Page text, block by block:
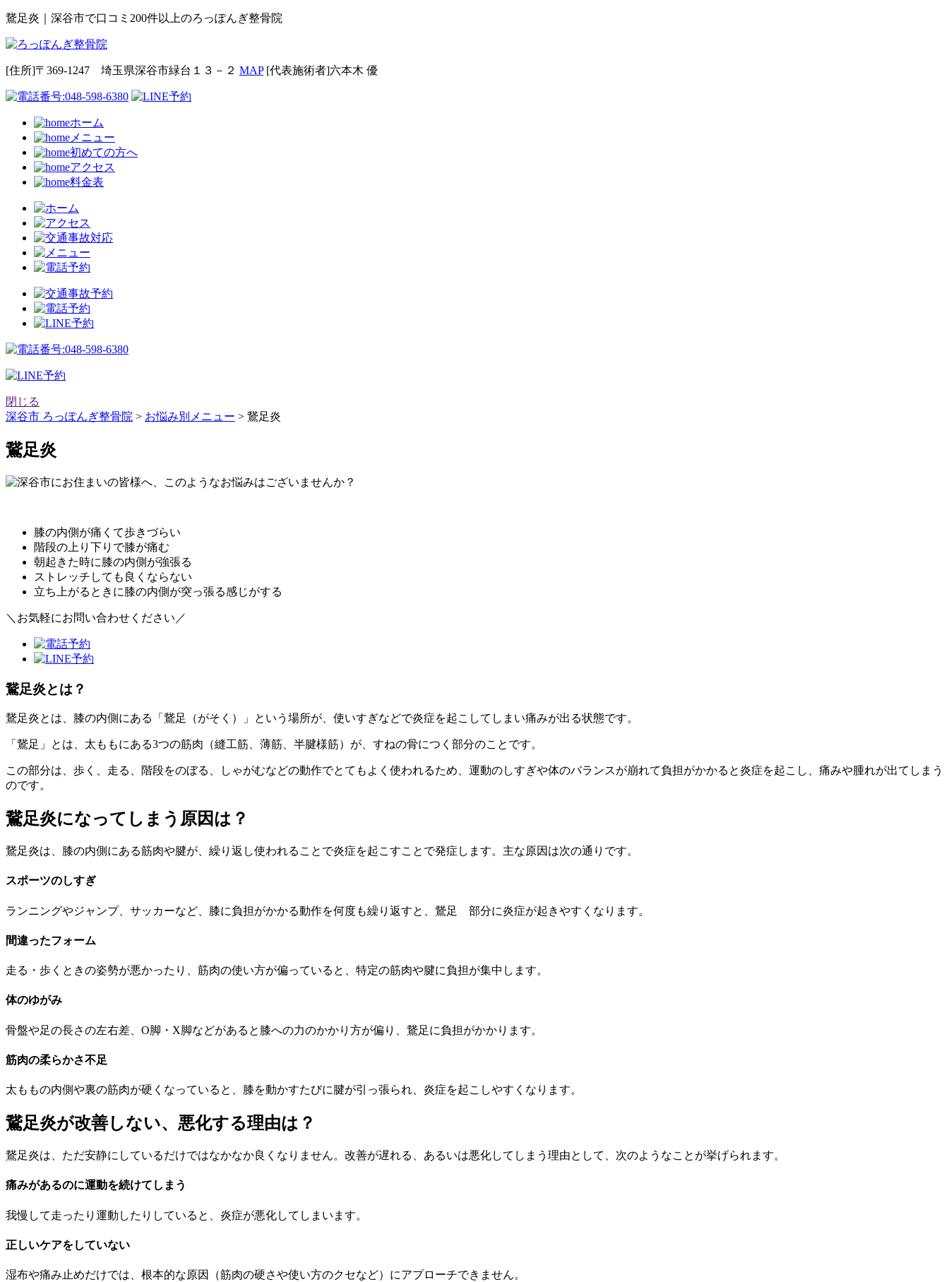
鵞足炎｜深谷市で口コミ200件以上のろっぽんぎ整骨院
[住所]〒369-1247 埼玉県深谷市緑台１３－２ MAP[代表施術者]六本⽊ 優
ホーム
メニュー
初めての方へ
アクセス
料金表
閉じる
深谷市 ろっぽんぎ整骨院 > お悩み別メニュー > 鵞足炎
鵞足炎
膝の内側が痛くて歩きづらい
階段の上り下りで膝が痛む
朝起きた時に膝の内側が強張る
ストレッチしても良くならない
立ち上がるときに膝の内側が突っ張る感じがする
＼お気軽にお問い合わせください／
鵞足炎とは？
鵞足炎とは、膝の内側にある「鵞足（がそく）」という場所が、使いすぎなどで炎症を起こしてしまい痛みが出る状態です。
「鵞足」とは、太ももにある3つの筋肉（縫工筋、薄筋、半腱様筋）が、すねの骨につく部分のことです。
この部分は、歩く、走る、階段をのぼる、しゃがむなどの動作でとてもよく使われるため、運動のしすぎや体のバランスが崩れて負担がかかると炎症を起こし、痛みや腫れが出てしまう
のです。
鵞足炎になってしまう原因は？
鵞足炎は、膝の内側にある筋肉や腱が、繰り返し使われることで炎症を起こすことで発症します。主な原因は次の通りです。
スポーツのしすぎ
ランニングやジャンプ、サッカーなど、膝に負担がかかる動作を何度も繰り返すと、鵞足 部分に炎症が起きやすくなります。
間違ったフォーム
走る・歩くときの姿勢が悪かったり、筋肉の使い方が偏っていると、特定の筋肉や腱に負担が集中します。
体のゆがみ
骨盤や足の長さの左右差、O脚・X脚などがあると膝への力のかかり方が偏り、鵞足に負担がかかります。
筋肉の柔らかさ不足
太ももの内側や裏の筋肉が硬くなっていると、膝を動かすたびに腱が引っ張られ、炎症を起こしやすくなります。
鵞足炎が改善しない、悪化する理由は？
鵞足炎は、ただ安静にしているだけではなかなか良くなりません。改善が遅れる、あるいは悪化してしまう理由として、次のようなことが挙げられます。
痛みがあるのに運動を続けてしまう
我慢して走ったり運動したりしていると、炎症が悪化してしまいます。
正しいケアをしていない
湿布や痛み止めだけでは、根本的な原因（筋肉の硬さや使い方のクセなど）にアプローチできません。